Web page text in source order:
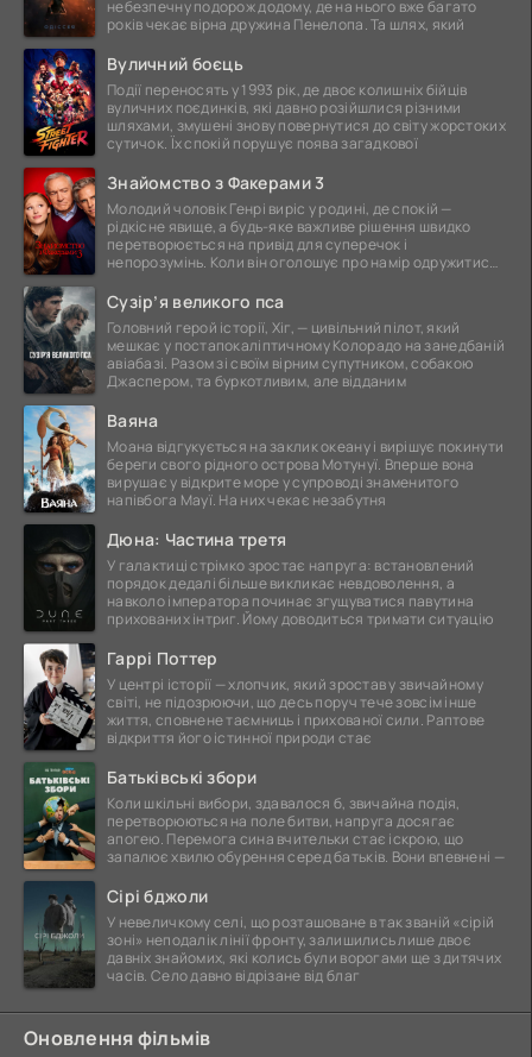
небезпечну подорож додому, де на нього вже багато
років чекає вірна дружина Пенелопа. Та шлях, який
Вуличний боєць
Події переносять у 1993 рік, де двоє колишніх бійців
вуличних поєдинків, які давно розійшлися різними
шляхами, змушені знову повернутися до світу жорстоких
сутичок. Їх спокій порушує поява загадкової
Знайомство з Факерами 3
Молодий чоловік Генрі виріс у родині, де спокій —
рідкісне явище, а будь-яке важливе рішення швидко
перетворюється на привід для суперечок і
непорозумінь. Коли він оголошує про намір одружитися,
Сузір’я великого пса
Головний герой історії, Хіг, — цивільний пілот, який
мешкає у постапокаліптичному Колорадо на занедбаній
авіабазі. Разом зі своїм вірним супутником, собакою
Джаспером, та буркотливим, але відданим
Ваяна
Моана відгукується на заклик океану і вирішує покинути
береги свого рідного острова Мотунуї. Вперше вона
вирушає у відкрите море у супроводі знаменитого
напівбога Мауї. На них чекає незабутня
Дюна: Частина третя
У галактиці стрімко зростає напруга: встановлений
порядок дедалі більше викликає невдоволення, а
навколо імператора починає згущуватися павутина
прихованих інтриг. Йому доводиться тримати ситуацію
Гаррі Поттер
У центрі історії — хлопчик, який зростав у звичайному
світі, не підозрюючи, що десь поруч тече зовсім інше
життя, сповнене таємниць і прихованої сили. Раптове
відкриття його істинної природи стає
Батьківські збори
Коли шкільні вибори, здавалося б, звичайна подія,
перетворюються на поле битви, напруга досягає
апогею. Перемога сина вчительки стає іскрою, що
запалює хвилю обурення серед батьків. Вони впевнені —
Сірі бджоли
У невеличкому селі, що розташоване в так званій «сірій
зоні» неподалік лінії фронту, залишились лише двоє
давніх знайомих, які колись були ворогами ще з дитячих
часів. Село давно відрізане від благ
Оновлення фільмів